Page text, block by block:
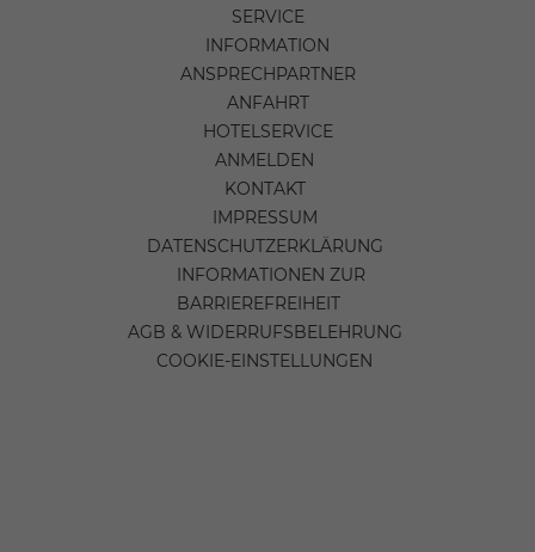
SERVICE
INFORMATION
ANSPRECHPARTNER
ANFAHRT
HOTELSERVICE
ANMELDEN
KONTAKT
IMPRESSUM
DATENSCHUTZERKLÄRUNG
INFORMATIONEN ZUR
BARRIEREFREIHEIT
AGB & WIDERRUFSBELEHRUNG
COOKIE-EINSTELLUNGEN